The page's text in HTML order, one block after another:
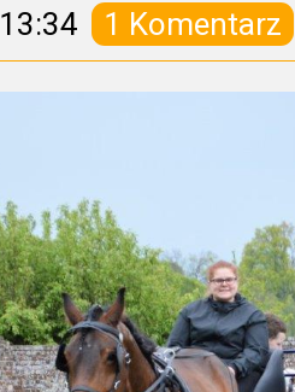
13:34 1 Komentarz